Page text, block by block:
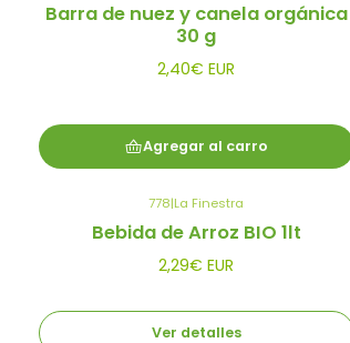
Barra de nuez y canela orgánica
30 g
2,40€ EUR
Agregar al carro
778|La Finestra
Bebida de Arroz BIO 1lt
2,29€ EUR
Ver detalles